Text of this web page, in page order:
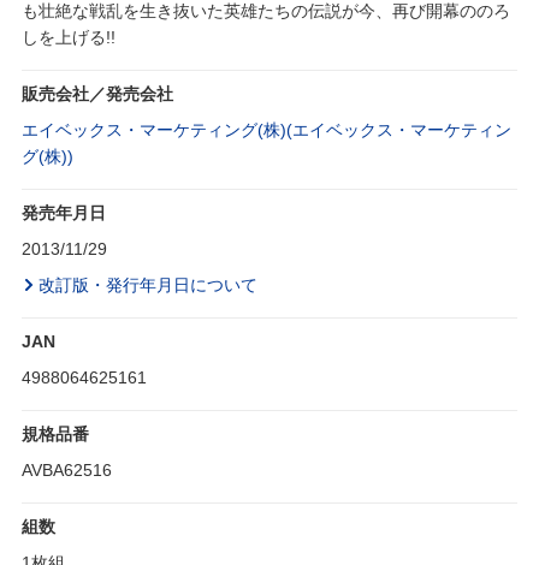
も壮絶な戦乱を生き抜いた英雄たちの伝説が今、再び開幕ののろ
しを上げる!!
販売会社／発売会社
エイベックス・マーケティング(株)(エイベックス・マーケティン
グ(株))
発売年月日
2013/11/29
改訂版・発行年月日について
JAN
4988064625161
規格品番
AVBA62516
組数